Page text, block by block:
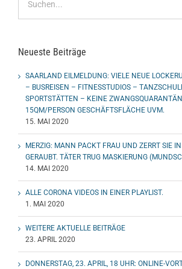
nach:
Neueste Beiträge
SAARLAND EILMELDUNG: VIELE NEUE
– BUSREISEN – FITNESSTUDIOS –
SPORTSTÄTTEN – KEINE
15QM/PERSON GESCHÄFTSFLÄCHE UVM.
15. MAI 2020
MERZIG: MANN PACKT FRAU UND ZERRT SIE
GERAUBT. TÄTER TRUG MASKIERUNG
14. MAI 2020
ALLE CORONA VIDEOS IN EINER PLAYLIST.
1. MAI 2020
WEITERE AKTUELLE BEITRÄGE
23. APRIL 2020
DONNERSTAG, 23. APRIL, 18 UHR: ONLINE-